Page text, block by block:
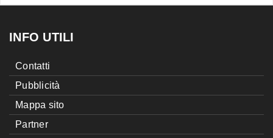
INFO UTILI
Contatti
Pubblicità
Mappa sito
Partner